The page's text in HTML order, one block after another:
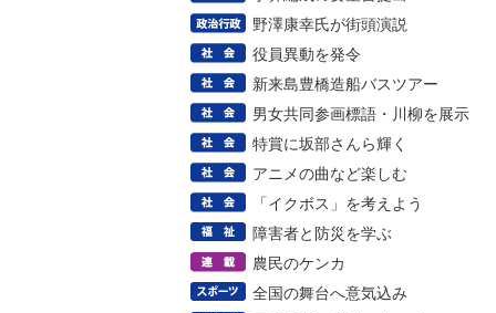
野澤康幸氏が街頭演説
役員異動を発令
新来島豊橋造船バスツアー
男女共同参画標語・川柳を展示
特賞に坂部さんら輝く
アニメの曲など楽しむ
「イクボス」を考えよう
障害者と防災を学ぶ
農民のケンカ
全国の舞台へ意気込み